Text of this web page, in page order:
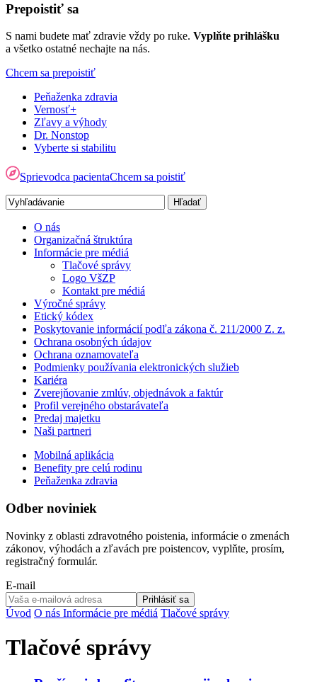
Prepoistiť sa
S nami budete mať zdravie vždy po ruke. Vyplňte prihlášku
a všetko ostatné nechajte na nás.
Chcem sa prepoistiť
Peňaženka zdravia
Vernosť+
Zľavy a výhody
Dr. Nonstop
Vyberte si stabilitu
Sprievodca pacientaChcem sa poistiť
O nás
Organizačná štruktúra
Informácie pre médiá
Tlačové správy
Logo VšZP
Kontakt pre médiá
Výročné správy
Etický kódex
Poskytovanie informácií podľa zákona č. 211/2000 Z. z.
Ochrana osobných údajov
Ochrana oznamovateľa
Podmienky používania elektronických služieb
Kariéra
Zverejňovanie zmlúv, objednávok a faktúr
Profil verejného obstarávateľa
Predaj majetku
Naši partneri
Mobilná aplikácia
Benefity pre celú rodinu
Peňaženka zdravia
Odber noviniek
Novinky z oblasti zdravotného poistenia, informácie o zmenách
zákonov, výhodách a zľavách pre poistencov, vyplňte, prosím,
registračný formulár.
E-mail
Prihlásiť sa
Úvod O nás Informácie pre médiá Tlačové správy
Tlačové správy